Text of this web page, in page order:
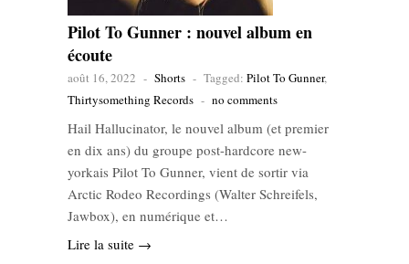
Pilot To Gunner : nouvel album en
écoute
août 16, 2022 - Shorts - Tagged: Pilot To Gunner,
Thirtysomething Records - no comments
Hail Hallucinator, le nouvel album (et premier
en dix ans) du groupe post-hardcore new-
yorkais Pilot To Gunner, vient de sortir via
Arctic Rodeo Recordings (Walter Schreifels,
Jawbox), en numérique et…
Lire la suite →